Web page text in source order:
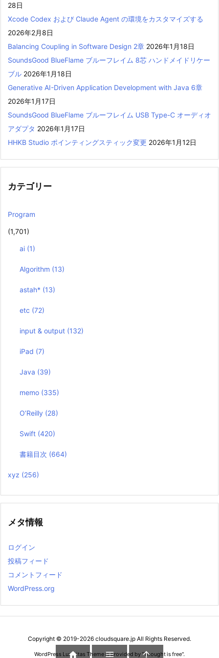
28日
Xcode Codex および Claude Agent の環境をカスタマイズする
2026年2月8日
Balancing Coupling in Software Design 2章 2026年1月18日
SoundsGood BlueFlame ブルーフレイム 8芯 ハンドメイドリケー
ブル 2026年1月18日
Generative AI-Driven Application Development with Java 6章
2026年1月17日
SoundsGood BlueFlame ブルーフレイム USB Type-C オーディオ
アダプタ 2026年1月17日
HHKB Studio ポインティングスティック変更 2026年1月12日
カテゴリー
Program
(1,701)
ai (1)
Algorithm (13)
astah* (13)
etc (72)
input & output (132)
iPad (7)
Java (39)
memo (335)
O’Reilly (28)
Swift (420)
書籍目次 (664)
xyz (256)
メタ情報
ログイン
投稿フィード
コメントフィード
WordPress.org
Copyright © 2019-2026 cloudsquare.jp All Rights Reserved.
WordPress Luxeritas Theme is provided by "Thought is free".
  